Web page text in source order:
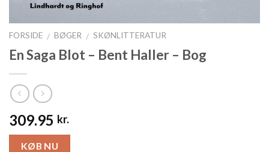
FORSIDE / BØGER / SKØNLITTERATUR
En Saga Blot – Bent Haller – Bog
309.95 kr.
KØB NU